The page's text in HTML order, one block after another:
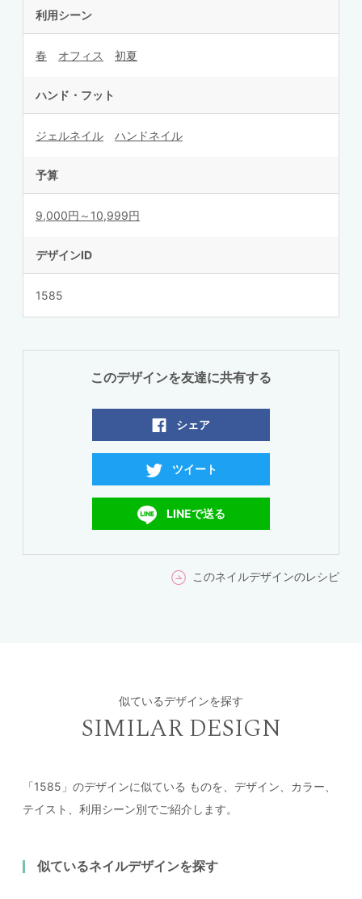
利用シーン
春 オフィス 初夏
ハンド・フット
ジェルネイル ハンドネイル
予算
9,000円～10,999円
デザインID
1585
このデザインを友達に共有する
シェア
ツイート
LINEで送る
このネイルデザインのレシピ
似ているデザインを探す
SIMILAR DESIGN
「1585」のデザインに似ている ものを、デザイン、カラー、
テイスト、利用シーン別でご紹介します。
似ているネイルデザインを探す